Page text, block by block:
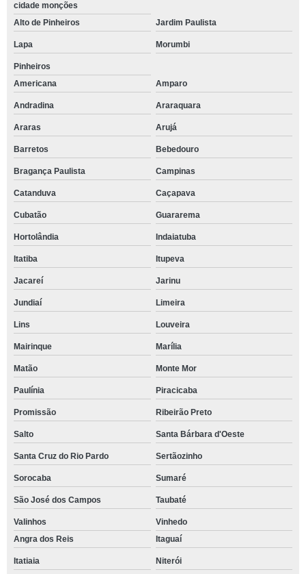
cidade monções
Alto de Pinheiros
Jardim Paulista
Lapa Morumbi
Pinheiros
Americana
Amparo
Andradina Araraquara
Araras Arujá
Barretos Bebedouro
Bragança Paulista Campinas
Catanduva Caçapava
Cubatão Guararema
Hortolândia Indaiatuba
Itatiba Itupeva
Jacareí Jarinu
Jundiaí Limeira
Lins Louveira
Mairinque Marília
Matão Monte Mor
Paulínia Piracicaba
Promissão Ribeirão Preto
Salto Santa Bárbara d'Oeste
Santa Cruz do Rio Pardo Sertãozinho
Sorocaba Sumaré
São José dos Campos Taubaté
Valinhos
Vinhedo
Angra dos Reis
Itaguaí
Itatiaia Niterói